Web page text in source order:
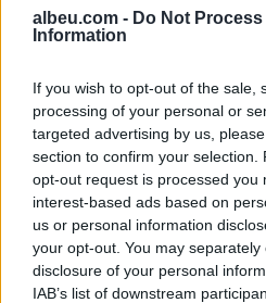
albeu.com - Do Not Process
Information
If you wish to opt-out of the sale,
processing of your personal or
targeted advertising by us,
section to confirm your selection.
opt-out request is processed you
interest-based ads based on
us or personal information
your opt-out. You may
disclosure of your personal
IAB’s list of downstream
dyshuar që është në
kërkim
Zjarri përfshin
Mallakastrën/ Evakuohen
disa familje në Koilac,
flakët afrohen pranë
banesave